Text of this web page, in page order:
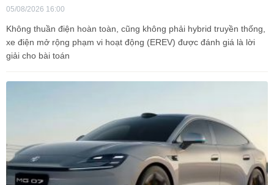
05/08/2026 16:00
Không thuần điện hoàn toàn, cũng không phải hybrid truyền thống,
xe điện mở rộng phạm vi hoạt động (EREV) được đánh giá là lời
giải cho bài toán